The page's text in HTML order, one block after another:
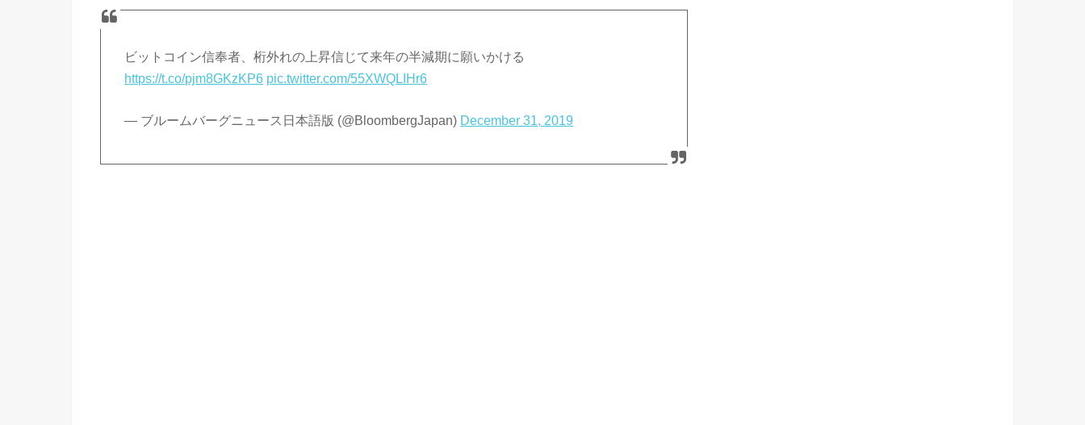
ビットコイン信奉者、桁外れの上昇信じて来年の半減期に願いかける
https://t.co/pjm8GKzKP6 pic.twitter.com/55XWQLIHr6
— ブルームバーグニュース日本語版 (@BloombergJapan) December 31, 2019